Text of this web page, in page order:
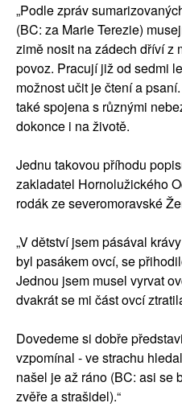
„Podle zpráv
(BC: za Marie Terezie)
zimě nosit na zádech dříví z
povoz. Pracují již od sedmi
možnost učit je čtení a
také spojena s různými
dokonce i na životě.
Jednu takovou příhodu
zakladatel Hornolužického
rodák ze severomoravské
„V dětství jsem pásával
byl pasákem ovcí, se
Jednou jsem musel vyrvat
dvakrát se mi část ovcí
Dovedeme si dobře
vzpomínal - ve strachu
našel je až ráno (BC: asi se
zvěře a strašidel).“